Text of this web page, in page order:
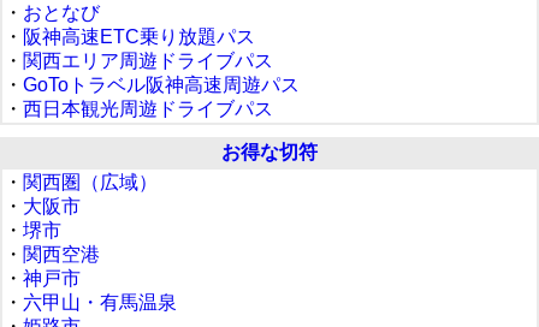
・ おとなび
・ 阪神高速ETC乗り放題パス
・ 関西エリア周遊ドライブパス
・ GoToトラベル阪神高速周遊パス
・ 西日本観光周遊ドライブパス
お得な切符
・ 関西圏（広域）
・ 大阪市
・ 堺市
・ 関西空港
・ 神戸市
・ 六甲山・有馬温泉